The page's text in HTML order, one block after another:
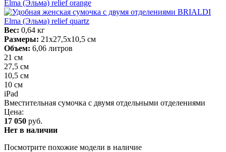
Вес: 0,64 кг
Размеры: 21х27,5х10,5 см
Объем: 6,06 литров
21 см
27,5 см
10,5 см
10 см
iPad
Вместительная сумочка с двумя отдельными отделениями
Цена:
17 050 руб.
Нет в наличии
Посмотрите похожие модели в наличие